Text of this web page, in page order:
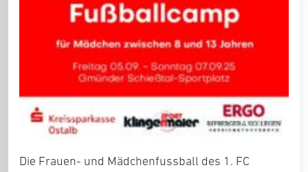
Die Frauen- und Mädchenfussball des 1. FC